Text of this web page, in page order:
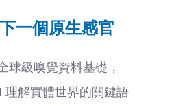
一個原生感官
球級嗅覺資料基礎，
理解實體世界的關鍵語